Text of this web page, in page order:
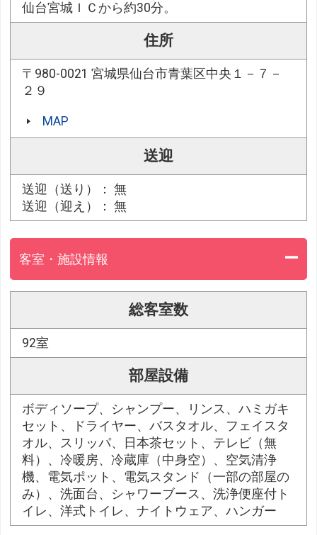
仙台宮城ＩＣから約30分。
住所
〒980-0021 宮城県仙台市青葉区中央１－７－
２９
MAP
送迎
送迎（送り）： 無
送迎（迎え）： 無
客室・施設情報
総客室数
92室
部屋設備
ボディソープ、シャンプー、リンス、ハミガキ
セット、ドライヤー、バスタオル、フェイスタ
オル、スリッパ、日本茶セット、テレビ（無
料）、冷暖房、冷蔵庫（中身空）、空気清浄
機、電気ポット、電気スタンド（一部の部屋の
み）、洗面台、シャワーブース、洗浄便座付ト
イレ、洋式トイレ、ナイトウェア、ハンガー